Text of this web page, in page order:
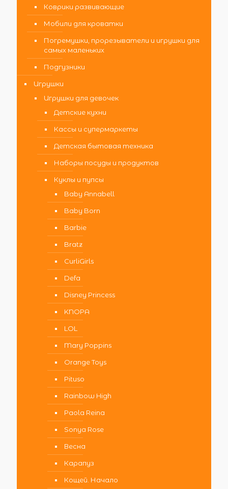
Коврики развивающие
Мобили для кроватки
Погремушки, прорезыватели и игрушки для
самых маленьких
Подгузники
Игрушки
Игрушки для девочек
Детские кухни
Кассы и супермаркеты
Детская бытовая техника
Наборы посуды и продуктов
Куклы и пупсы
Baby Annabell
Baby Born
Barbie
Bratz
CurliGirls
Defa
Disney Princess
KNOPA
LOL
Mary Poppins
Orange Toys
Pituso
Rainbow High
Paola Reina
Sonya Rose
Весна
Карапуз
Кощей. Начало